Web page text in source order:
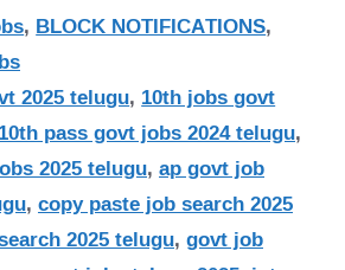
,BLOCK NOTIFICATIONS,
2025 telugu,10th jobs govt
pass govt jobs 2024 telugu,
2025 telugu,ap govt job
,copy paste job search 2025
2025 telugu,govt job